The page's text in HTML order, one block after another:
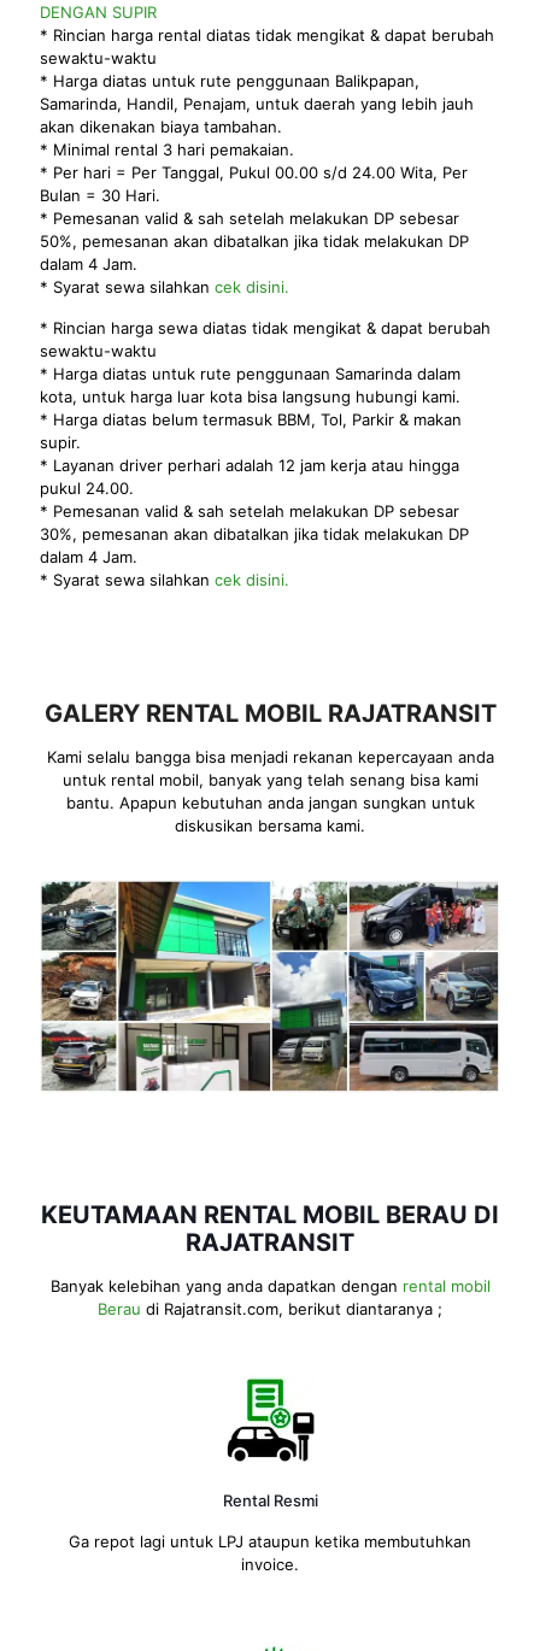
DENGAN SUPIR
* Rincian harga rental diatas tidak mengikat & dapat berubah
sewaktu-waktu
* Harga diatas untuk rute penggunaan Balikpapan,
Samarinda, Handil, Penajam, untuk daerah yang lebih jauh
akan dikenakan biaya tambahan.
* Minimal rental 3 hari pemakaian.
* Per hari = Per Tanggal, Pukul 00.00 s/d 24.00 Wita, Per
Bulan = 30 Hari.
* Pemesanan valid & sah setelah melakukan DP sebesar
50%, pemesanan akan dibatalkan jika tidak melakukan DP
dalam 4 Jam.
* Syarat sewa silahkan cek disini.
* Rincian harga sewa diatas tidak mengikat & dapat berubah
sewaktu-waktu
* Harga diatas untuk rute penggunaan Samarinda dalam
kota, untuk harga luar kota bisa langsung hubungi kami.
* Harga diatas belum termasuk BBM, Tol, Parkir & makan
supir.
* Layanan driver perhari adalah 12 jam kerja atau hingga
pukul 24.00.
* Pemesanan valid & sah setelah melakukan DP sebesar
30%, pemesanan akan dibatalkan jika tidak melakukan DP
dalam 4 Jam.
* Syarat sewa silahkan cek disini.
GALERY RENTAL MOBIL RAJATRANSIT
Kami selalu bangga bisa menjadi rekanan kepercayaan anda
untuk rental mobil, banyak yang telah senang bisa kami
bantu. Apapun kebutuhan anda jangan sungkan untuk
diskusikan bersama kami.
KEUTAMAAN RENTAL MOBIL BERAU DI
RAJATRANSIT
Banyak kelebihan yang anda dapatkan dengan rental mobil
Berau di Rajatransit.com, berikut diantaranya ;
Rental Resmi
Ga repot lagi untuk LPJ ataupun ketika membutuhkan
invoice.